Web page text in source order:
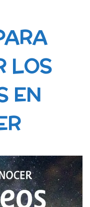
LOS
EN